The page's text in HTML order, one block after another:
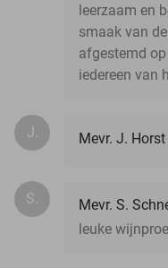
leerzaam en
smaak van
afgestemd
iedereen van
J. Mevr. J. Horst
S.
Mevr. S.
leuke